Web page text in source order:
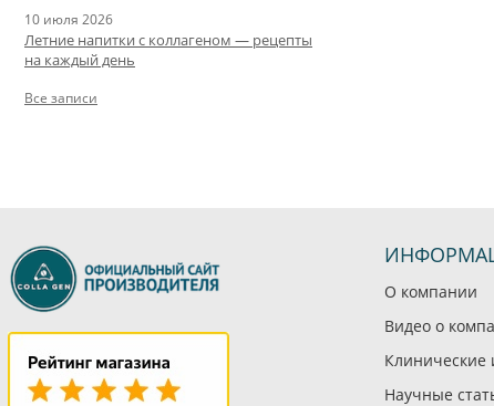
10 июля 2026
Летние напитки с коллагеном — рецепты
на каждый день
Все записи
О компании
Видео о
Клинические
Научные